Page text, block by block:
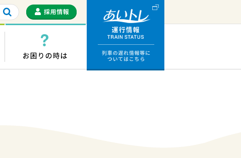
きっぷ・ICカード お困りの時は